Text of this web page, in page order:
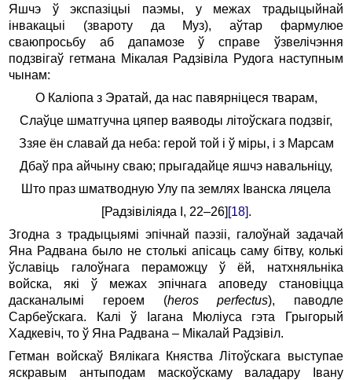
Яшчэ ў экспазіцыі паэмы, у межах традыцыйнай
інвакацыі (звароту да Муз), аўтар фармулюе
сваюпросьбу аб дапамозе ў справе ўзвелічэння
подзвігаў гетмана Мікалая Радзівіла Рудога наступным
чынам:
О Каліопа з Эратай, да нас павярніцеся тварам,
Слаўце шматгучна цяпер ваяводы літоўскага подзвіг,
Ззяе ён славай да неба: герой той і ў міры, і з Марсам
Дбаў пра айчыну сваю; прыгадайце яшчэ навальніцу,
Што праз шматводную Улу па землях Іванска ляцела
[Радзівіліяда І, 22–26] [18].
Згодна з традыцыямі эпічнай паэзіі, галоўнай задачай
Яна Радвана было не столькі апісаць саму бітву, колькі
ўславіць галоўнага пераможцу ў ёй, натхняльніка
войска, які ў межах эпічнага аповеду становіцца
дасканалымі героем (heros perfectus), паводле
Сарбеўскага. Калі ў Іагана Мюліуса гэта Грыгорый
Хадкевіч, то ў Яна Радвана – Мікалай Радзівіл.
Гетман войскаў Вялікага Княства Літоўскага выступае
яскравым антыподам маскоўскаму валадару Івану